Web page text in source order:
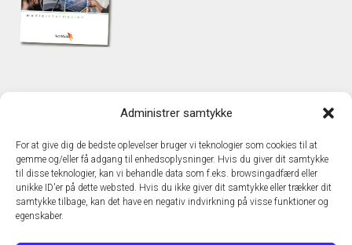
Administrer samtykke
For at give dig de bedste oplevelser bruger vi teknologier som cookies til at
gemme og/eller få adgang til enhedsoplysninger. Hvis du giver dit samtykke
til disse teknologier, kan vi behandle data som f.eks. browsingadfærd eller
unikke ID'er på dette websted. Hvis du ikke giver dit samtykke eller trækker dit
samtykke tilbage, kan det have en negativ indvirkning på visse funktioner og
egenskaber.
TechMedia A/S
DK – 2600 Glostrup
www.techmedia.dk
Telefon: +45 43 24 26 28
E-mail:info@techmedia.dk